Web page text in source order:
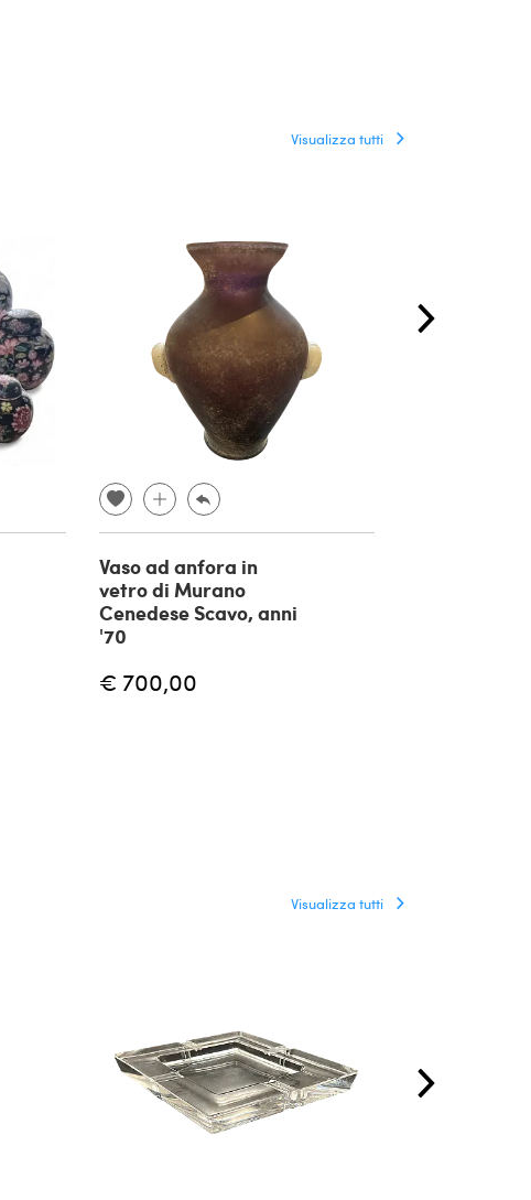
Visualizza tutti
Vaso ad anfora in
vetro di Murano
Cenedese Scavo, anni
'70
€ 700,00
Visualizza tutti